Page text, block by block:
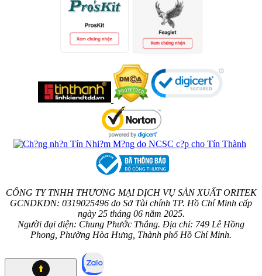
CÔNG TY TNHH THƯƠNG MẠI DỊCH VỤ SẢN XUẤT ORITEK
GCNDKDN: 0319025496 do Sở Tài chính TP. Hồ Chí Minh cấp
ngày 25 tháng 06 năm 2025.
Người đại diện: Chung Phước Thắng. Địa chỉ: 749 Lê Hồng
Phong, Phường Hòa Hưng, Thành phố Hồ Chí Minh.